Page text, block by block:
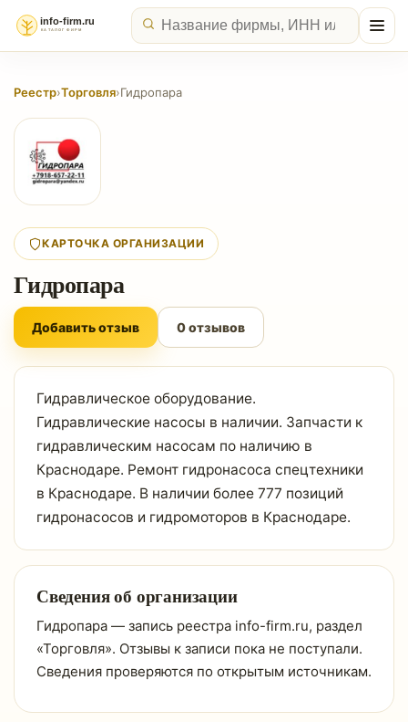
Реестр›Торговля›Гидропара
КАРТОЧКА ОРГАНИЗАЦИИ
Гидропара
Добавить отзыв 0 отзывов
Гидравлическое оборудование.
Гидравлические насосы в наличии. Запчасти к
гидравлическим насосам по наличию в
Краснодаре. Ремонт гидронасоса спецтехники
в Краснодаре. В наличии более 777 позиций
гидронасосов и гидромоторов в Краснодаре.
Сведения об организации
Гидропара — запись реестра info-firm.ru, раздел
«Торговля». Отзывы к записи пока не поступали.
Сведения проверяются по открытым источникам.